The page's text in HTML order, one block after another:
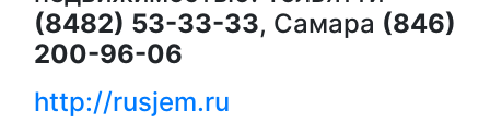
(8482) 53-33-33, Самара (846)
200-96-06
http://rusjem.ru